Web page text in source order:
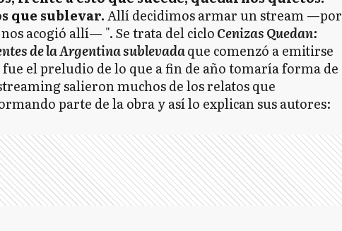
que sublevar.Allí decidimos armar un stream —por
acogió allí— ". Se trata del cicloCenizas Quedan:
de la Argentina sublevadaque comenzó a emitirse
fue el preludio de lo que a fin de año tomaría forma de
salieron muchos de los relatos que
parte de la obra y así lo explican sus autores: